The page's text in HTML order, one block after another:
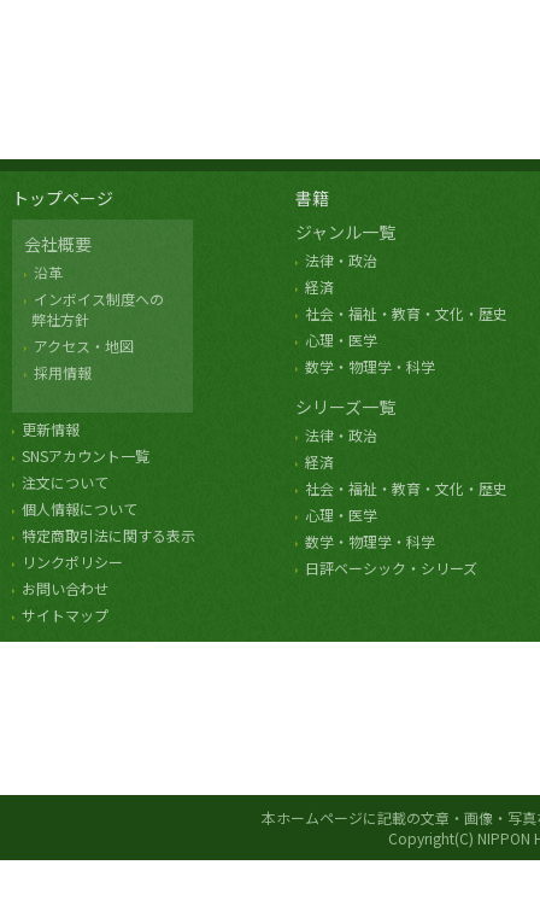
トップページ
会社概要
沿革
インボイス制度への
弊社方針
アクセス・地図
採用情報
更新情報
SNSアカウント一覧
注文について
個人情報について
特定商取引法に関する表示
リンクポリシー
お問い合わせ
サイトマップ
書籍
ジャンル一覧
法律・政治
経済
社会・福祉・教育・文化・歴史
心理・医学
数学・物理学・科学
シリーズ一覧
法律・政治
経済
社会・福祉・教育・文化・歴史
心理・医学
数学・物理学・科学
日評ベーシック・シリーズ
本ホームページに記載の文章・画像・写
Copyright(C) NIPPON